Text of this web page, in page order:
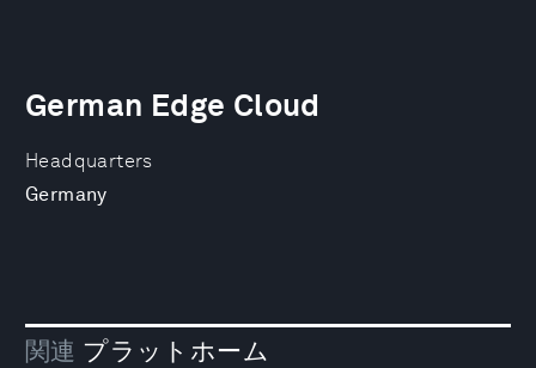
Headquarters
Germany
German Edge Cloud
関連 プラットホーム